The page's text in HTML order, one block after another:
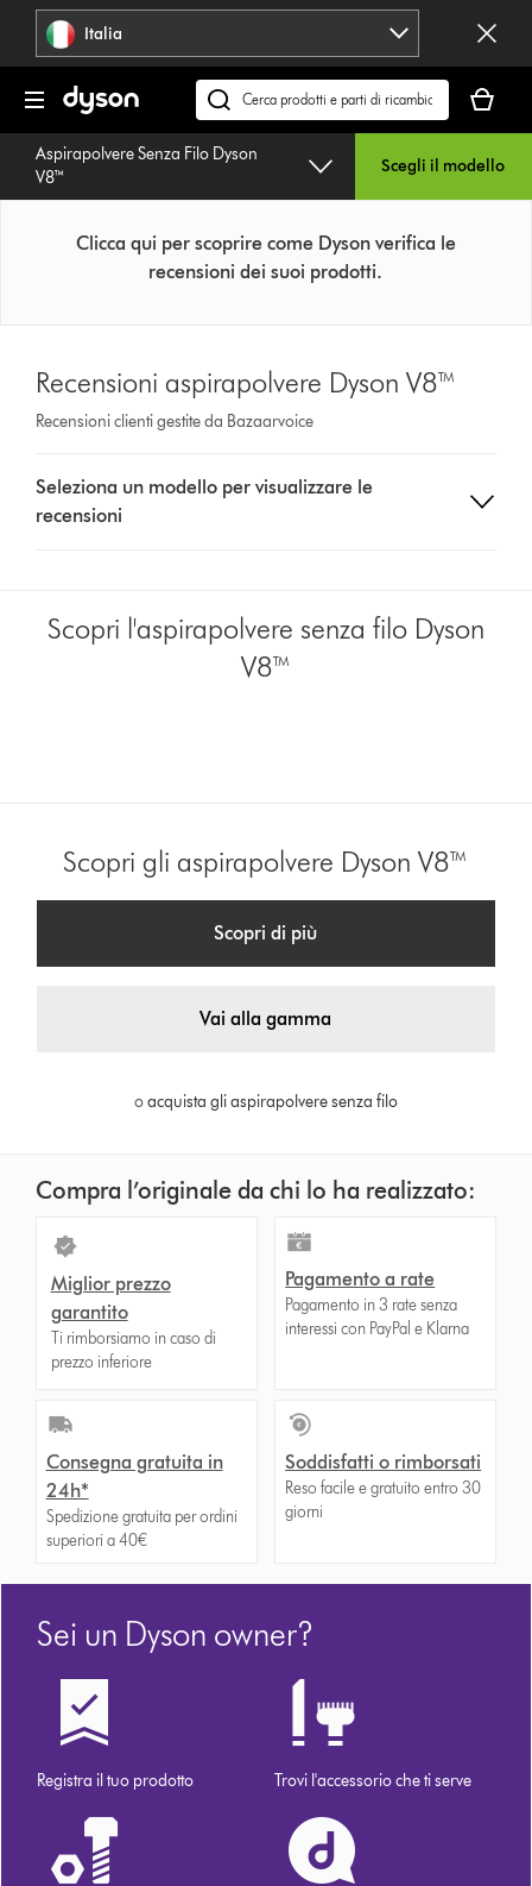
navigazione Italia
Cerca
su
dyson.it
carrello
è
vuoto
Aspirapolvere Senza Filo Dyson
V8™
Scegli il modello
Clicca qui per scoprire come Dyson verifica le
recensioni dei suoi prodotti.
Recensioni aspirapolvere Dyson V8™
Recensioni clienti gestite da Bazaarvoice
a
button
Seleziona un modello per visualizzare le
recensioni
Scopri l'aspirapolvere senza filo Dyson
V8™
Scopri gli aspirapolvere Dyson V8™
Scopri di più
Vai alla gamma
oacquista gli aspirapolvere senza filo
Compra l’originale da chi lo ha realizzato:
Miglior prezzo
garantito
Ti rimborsiamo in caso di
prezzo inferiore
Pagamento a rate
Pagamento in 3 rate senza
interessi con PayPal e Klarna
Consegna gratuita in
24h*
Spedizione gratuita per ordini
superiori a 40€
Soddisfatti o rimborsati
Reso facile e gratuito entro 30
giorni
Sei un Dyson owner?
Registra il tuo prodotto Trovi l'accessorio che ti serve